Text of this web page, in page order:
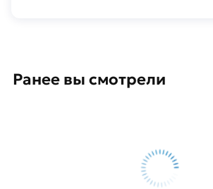
Ранее вы смотрели